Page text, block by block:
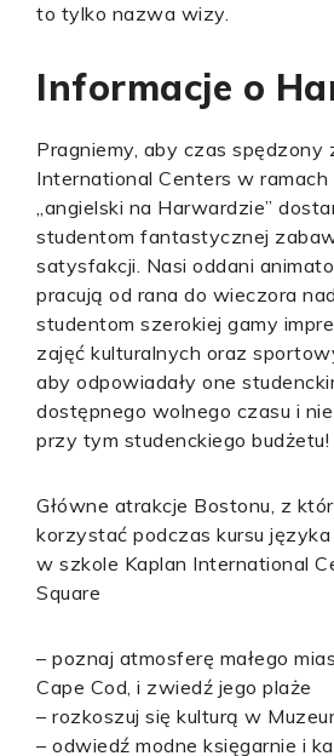
to tylko nazwa wizy.
Informacje o
Pragniemy, aby czas spędzony
International Centers w ramach
„angielski na Harwardzie”
studentom fantastycznej
satysfakcji. Nasi oddani
pracują od rana do wieczora
studentom szerokiej gamy
zajęć kulturalnych oraz
aby odpowiadały one
dostępnego wolnego czasu i
przy tym studenckiego budżetu!
Główne atrakcje Bostonu, z
korzystać podczas kursu języka
w szkole Kaplan International
Square
– poznaj atmosferę małego
Cape Cod, i zwiedź jego plaże
– rozkoszuj się kulturą w
– odwiedź modne księgarnie i